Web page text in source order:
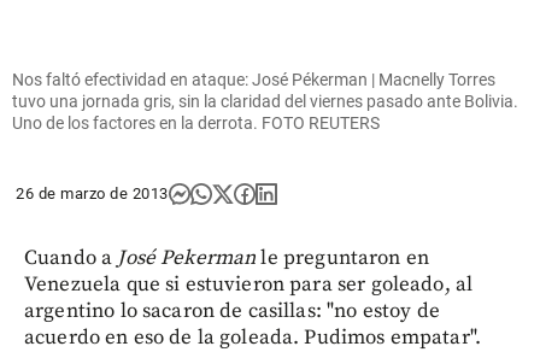
Nos faltó efectividad en ataque: José Pékerman | Macnelly Torres
tuvo una jornada gris, sin la claridad del viernes pasado ante Bolivia.
Uno de los factores en la derrota. FOTO REUTERS
26 de marzo de 2013
Cuando a JoséPekermanle preguntaron en
Venezuela que si estuvieron para ser goleado, al
argentino lo sacaron de casillas: "no estoy de
acuerdo en eso de la goleada. Pudimos empatar".